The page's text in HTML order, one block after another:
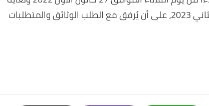
نهاية الدوام الرسمي ليوم الاثنين الموافق 16 كانون الثاني 2023، على أن يُرفق مع الطلب الوثائق والمتطلبات